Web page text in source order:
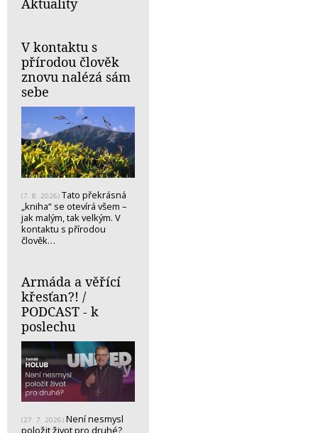
Aktuality
V kontaktu s
přírodou člověk
znovu nalézá sám
sebe
(7. 8. 2026) Tato překrásná
„kniha“ se otevírá všem –
jak malým, tak velkým. V
kontaktu s přírodou
člověk…
Armáda a věřící
křesťan?! /
PODCAST - k
poslechu
(27. 7. 2026) Není nesmysl
položit život pro druhé?